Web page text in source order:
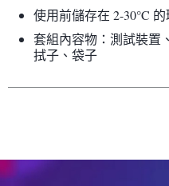
使用前儲存在 2-30°C
套組內容物：測試裝置
拭子、袋子